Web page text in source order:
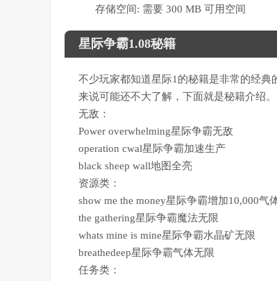
存储空间: 需要 300 MB 可用空间
星际争霸1.08秘籍
不少玩家都知道星际1的秘籍是非常的经
来说可能还不大了解，下面就是秘籍介绍。
无敌：
Power overwhelming星际争霸无敌
operation cwal星际争霸加速生产
black sheep wall地图全亮
资源类：
show me the money星际争霸增加10,000气
the gathering星际争霸魔法无限
whats mine is mine星际争霸水晶矿无限
breathedeep星际争霸气体无限
任务类：